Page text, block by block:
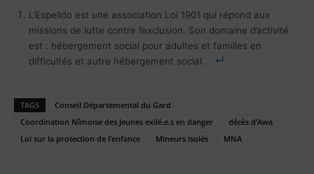
L’Espelido est une association Loi 1901 qui répond aux
missions de lutte contre l’exclusion. Son domaine d’activité
est : hébergement social pour adultes et familles en
difficultés et autre hébergement social.
TAGS
Conseil Départemental du Gard
Coordination Nîmoise des Jeunes exilé.e.s en danger
décès d’Awa
Loi sur la protection de l’enfance
Mineurs isolés MNA